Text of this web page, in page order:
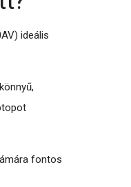
ideális
fontos